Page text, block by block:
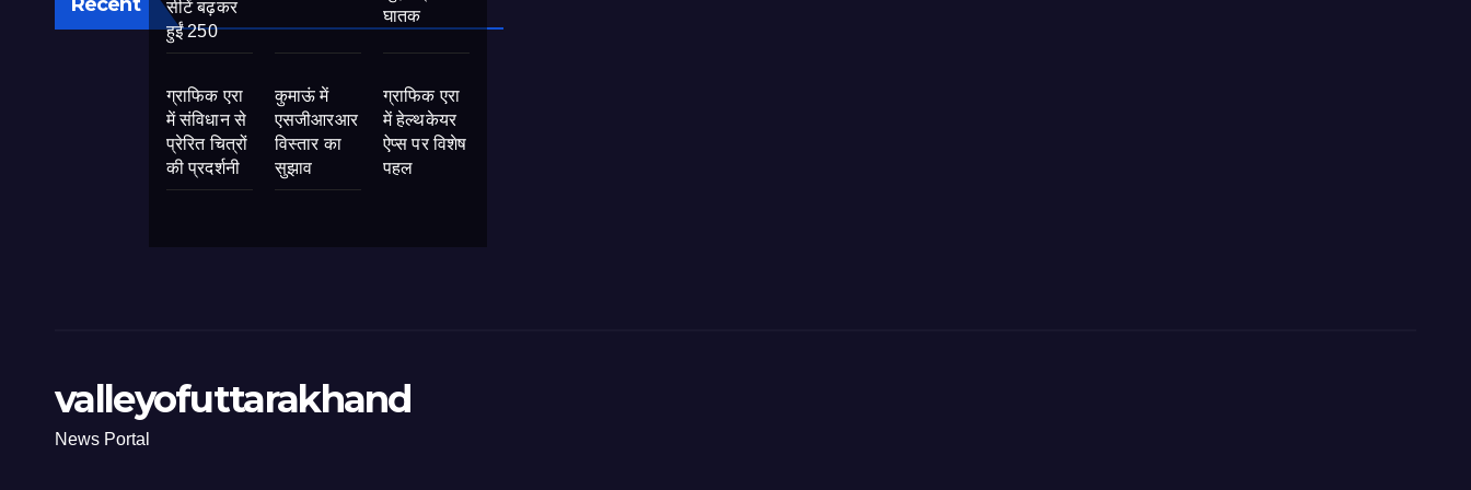
सीटें बढ़कर
हुईं 250
घातक
ग्राफिक एरा
में संविधान से
प्रेरित चित्रों
की प्रदर्शनी
कुमाऊं में
एसजीआरआर
विस्तार का
सुझाव
ग्राफिक एरा
में हेल्थकेयर
ऐप्स पर विशेष
पहल
valleyofuttarakhand
News Portal